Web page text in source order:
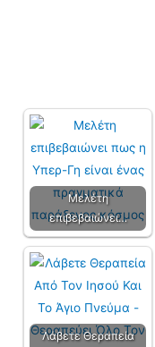
Μελέτη
επιβεβαιώνει…
Λάβετε Θεραπεία